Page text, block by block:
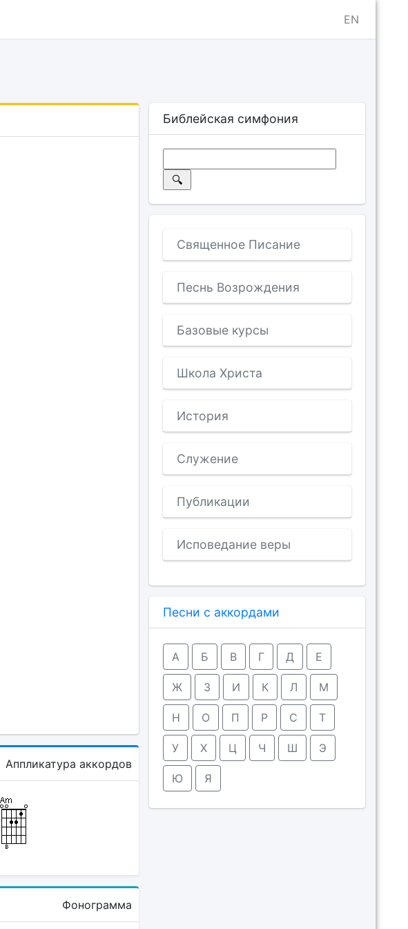
EN
Аппликатура аккордов
Фонограмма
Библейская симфония
Священное Писание
Песнь Возрождения
Базовые курсы
Школа Христа
История
Служение
Публикации
Исповедание веры
Песни с аккордами
А Б В Г Д Е
Ж З И К Л М
Н О П Р С Т
У Х Ц Ч Ш Э
Ю Я